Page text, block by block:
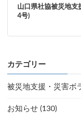
山口県社協被災地支
4号)
カテゴリー
被災地支援・災害ボ
お知らせ (130)